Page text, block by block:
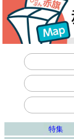
特集